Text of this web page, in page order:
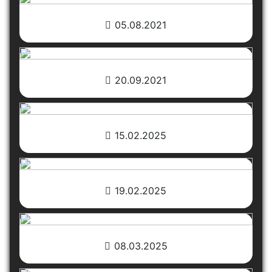
05.08.2021
20.09.2021
15.02.2025
19.02.2025
08.03.2025